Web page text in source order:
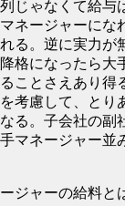
じゃなくて給与
ネージャーにな
る。逆に実力が
格になったら大
ことさえあり得
考慮して、とり
る。子会社の副
マネージャー並
ジャーの給料と